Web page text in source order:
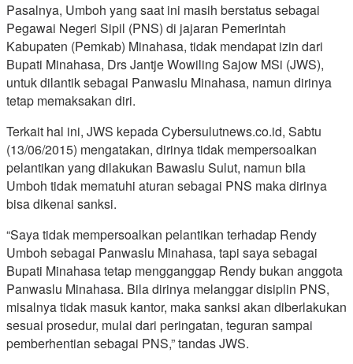
Pasalnya, Umboh yang saat ini masih berstatus sebagai
Pegawai Negeri Sipil (PNS) di jajaran Pemerintah
Kabupaten (Pemkab) Minahasa, tidak mendapat izin dari
Bupati Minahasa, Drs Jantje Wowiling Sajow MSi (JWS),
untuk dilantik sebagai Panwaslu Minahasa, namun dirinya
tetap memaksakan diri.
Terkait hal ini, JWS kepada Cybersulutnews.co.id, Sabtu
(13/06/2015) mengatakan, dirinya tidak mempersoalkan
pelantikan yang dilakukan Bawaslu Sulut, namun bila
Umboh tidak mematuhi aturan sebagai PNS maka dirinya
bisa dikenai sanksi.
“Saya tidak mempersoalkan pelantikan terhadap Rendy
Umboh sebagai Panwaslu Minahasa, tapi saya sebagai
Bupati Minahasa tetap mengganggap Rendy bukan anggota
Panwaslu Minahasa. Bila dirinya melanggar disiplin PNS,
misalnya tidak masuk kantor, maka sanksi akan diberlakukan
sesuai prosedur, mulai dari peringatan, teguran sampai
pemberhentian sebagai PNS,” tandas JWS.